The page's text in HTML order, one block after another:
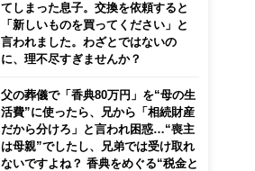
てしまった息子。交換を依頼すると
「新しいものを買ってください」と
言われました。わざとではないの
に、理不尽すぎませんか？
父の葬儀で「香典80万円」を“母の生
活費”に使ったら、兄から「相続財産
だから分けろ」と言われ困惑…“喪主
は母親”でしたし、兄弟では受け取れ
ないですよね？ 香典をめぐる“税金と